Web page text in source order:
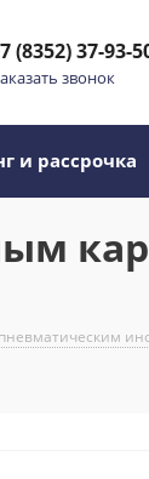
(8352) 37-93-
звонок
и рассрочка